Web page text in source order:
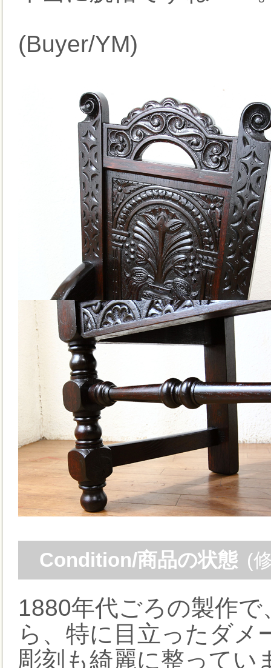
(Buyer/YM)
Condition/商品の状態 (
1880年代ごろの製作
ら、特に目立ったダメ
彫刻も綺麗に整ってい